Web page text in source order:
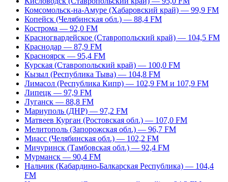
Комсомольск-на-Амуре (Хабаровский край) — 99,9 FM
Копейск (Челябинская обл.) — 88,4 FM
Кострома — 92,0 FM
Красногвардейское (Ставропольский край) — 104,5 FM
Краснодар — 87,9 FM
Красноярск — 95,4 FM
Курская (Ставропольский край) — 100,0 FM
Кызыл (Республика Тыва) — 104,8 FM
Лимасол (Республика Кипр) — 102,9 FM и 107,9 FM
Липецк — 97,9 FM
Луганск — 88,8 FM
Мариуполь (ДНР) — 97,2 FM
Матвеев Курган (Ростовская обл.) — 107,0 FM
Мелитополь (Запорожская обл.) — 96,7 FM
Миасс (Челябинская обл.) — 102,2 FM
Мичуринск (Тамбовская обл.) — 92,4 FM
Мурманск — 90,4 FM
Нальчик (Кабардино-Балкарская Республика) — 104,4
FM